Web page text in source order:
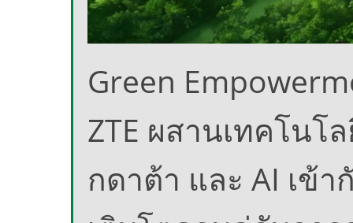
Green
ZTE ผสานเทคโนโ
กดาต้า และ AI เข้า